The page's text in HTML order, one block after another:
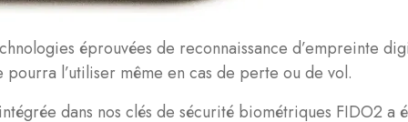
éprouvées de reconnaissance d’empreinte
pourra l’utiliser même en cas de perte ou de vol.
dans nos clés de sécurité biométriques FIDO2